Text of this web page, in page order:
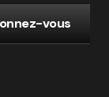
vous